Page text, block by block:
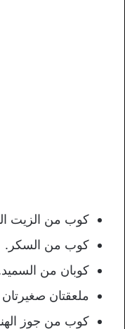
كوب من الزيت
كوب من السكر.
كوبان من
ملعقتان صغيرتان
كوب من جوز